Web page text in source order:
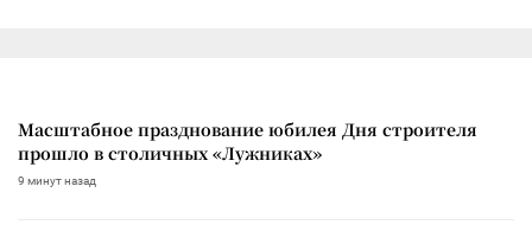
Масштабное празднование юбилея Дня строителя
прошло в столичных «Лужниках»
9 минут назад